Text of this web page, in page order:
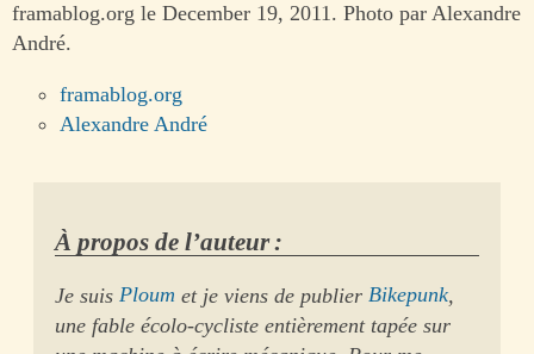
framablog.org le December 19, 2011. Photo par Alexandre
André.
framablog.org
Alexandre André
À propos de l’auteur :
Je suisPloum et je viens de publierBikepunk,
une fable écolo-cycliste entièrement tapée sur